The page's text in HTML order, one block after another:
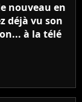
nouveau en
déjà vu son
à la télé